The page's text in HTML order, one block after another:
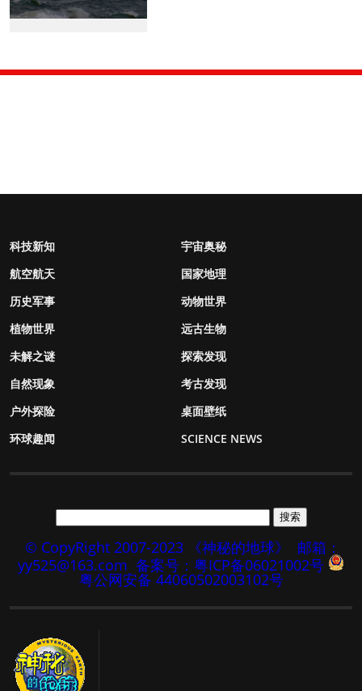
科技新知
宇宙奥秘
航空航天
国家地理
历史军事
动物世界
植物世界
远古生物
未解之谜
探索发现
自然现象
考古发现
户外探险
桌面壁纸
环球趣闻
SCIENCE NEWS
© CopyRight 2007-2023 《神秘的地球》
邮箱：
yy525@163.com 备案号：粤ICP备06021002号
粤公网安备 44060502003102号